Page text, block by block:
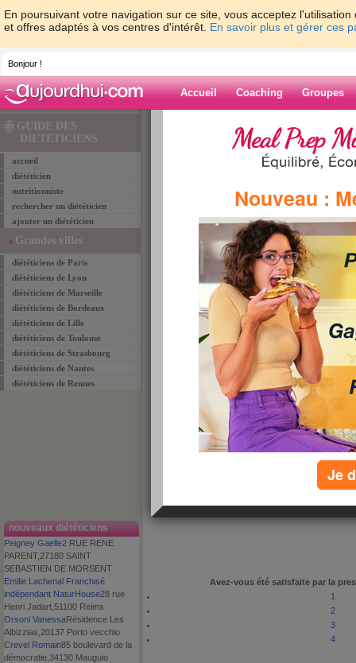
En poursuivant votre navigation sur ce site, vous acceptez
et offres adaptés à vos centres d'intérêt. En savoir plus et gérer ces
Bonjour !
Accueil Coaching Groupes
GUIDE DES
DIETETICIENS
accueil
diététicien
nutritionniste
rechercher un diététicien
ajouter un diététicien
Grandes villes
diététiciens de Paris
diététiciens de Lyon
diététiciens de Marseille
diététiciens de Bordeaux
diététiciens de Lille
diététiciens de Toulouse
diététiciens de Strasbourg
diététiciens de Nantes
diététiciens de Rennes
nouveaux diététiciens
Peigney Gaelle2 RUE RENE
PARENT,27180 SAINT
SEBASTIEN DE MORSENT
Emilie Lachenal Franchisé
indépendant NaturHouse28 rue
Henri Jadart,51100 Reims
Orsoni VanessaRésidence Les
Albizzias,20137 Porto vecchio
Crevel Romain85 boulevard de la
démocratie,34130 Mauguio
DE LA ROUERE KARINE
Equipe Aujourdhui.com
le : 7 avril 2009
appréciation :
0 fois
téléphone
Avez-vous été satisfaite par la
1
2
3
4
Nouveau :
Je